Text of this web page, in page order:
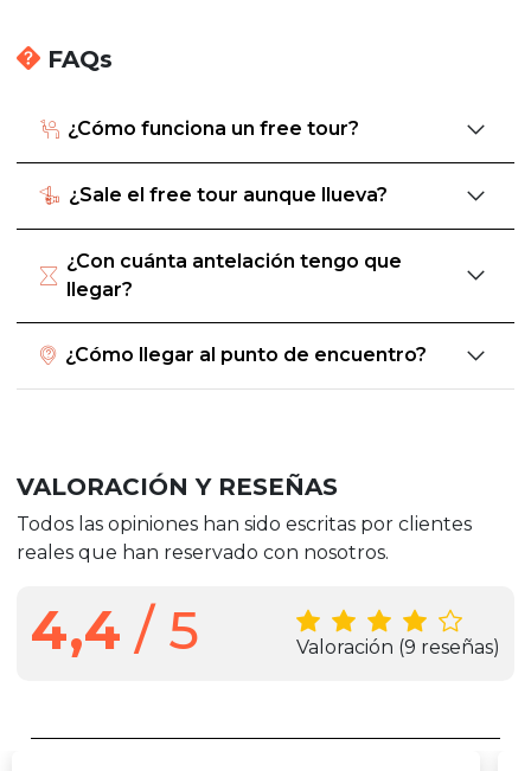
FAQs
¿Cómo funciona un free tour?
¿Sale el free tour aunque llueva?
¿Con cuánta antelación tengo que
llegar?
¿Cómo llegar al punto de encuentro?
VALORACIÓN Y RESEÑAS
Todos las opiniones han sido escritas por clientes
reales que han reservado con nosotros.
4,4 / 5 Valoración (9 reseñas)